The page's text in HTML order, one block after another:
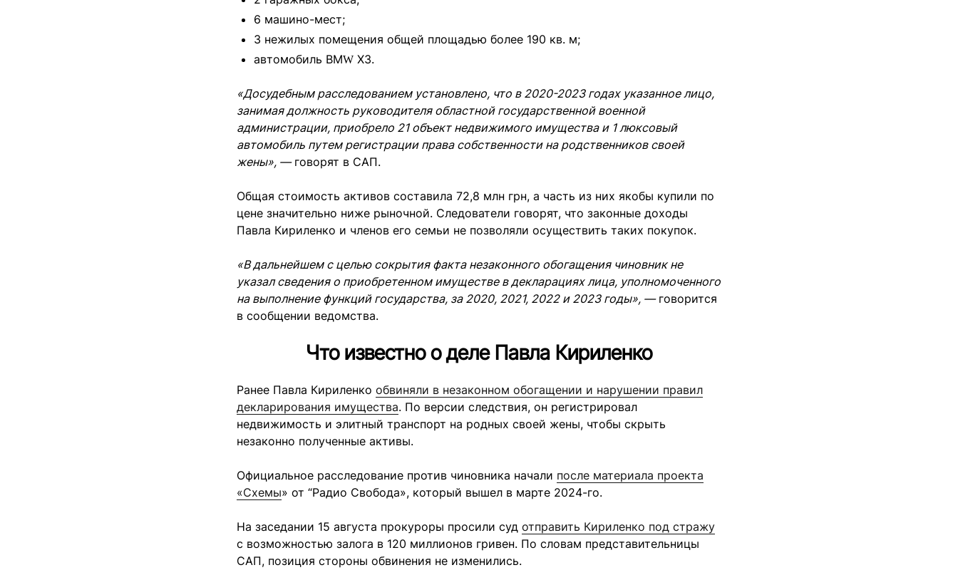
6 машино-мест;
3 нежилых помещения общей площадью более 190 кв. м;
автомобиль ВМԜ Х3.
«Досудебным расследованием установлено, что в 2020-2023 годах указанное лицо,
занимая должность руководителя областной государственной военной
администрации, приобрело 21 объект недвижимого имущества и 1 люксовый
автомобиль путем регистрации права собственности на родственников своей
жены», —говорят в САП.
Общая стоимость активов составила 72,8 млн грн, а часть из них якобы купили по
цене значительно ниже рыночной. Следователи говорят, что законные доходы
Павла Кириленко и членов его семьи не позволяли осуществить таких покупок.
«В дальнейшем с целью сокрытия факта незаконного обогащения чиновник не
указал сведения о приобретенном имуществе в декларациях лица, уполномоченного
на выполнение функций государства, за 2020, 2021, 2022 и 2023 годы», —говорится
в сообщении ведомства.
Что известно о деле Павла Кириленко
Ранее Павла Кириленко обвиняли в незаконном обогащении и нарушении правил
декларирования имущества. По версии следствия, он регистрировал
недвижимость и элитный транспорт на родных своей жены, чтобы скрыть
незаконно полученные активы.
Официальное расследование против чиновника начали после материала проекта
«Схемы» от “Радио Свобода», который вышел в марте 2024-го.
На заседании 15 августа прокуроры просили суд отправить Кириленко под стражу
с возможностью залога в 120 миллионов гривен. По словам представительницы
САП, позиция стороны обвинения не изменились.